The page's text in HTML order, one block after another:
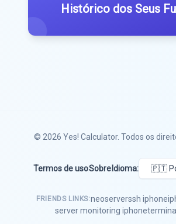
Histórico dos Seus
© 2026 Yes! Calculator. Todos os
Termos de usoSobre Idioma:
FRIENDS LINKS:neoserverssh iphone
server monitoring iphone